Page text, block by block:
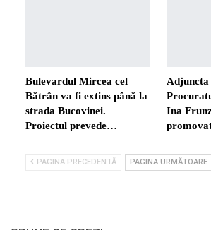
Bulevardul Mircea cel
Bătrân va fi extins până la
strada Bucovinei.
Proiectul prevede…
Adjuncta
Ina
PAGINA PRECEDENTĂ PAGINA URMĂTOARE